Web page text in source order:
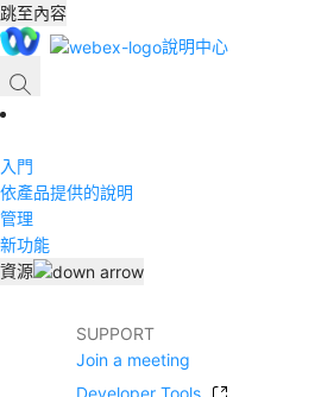
跳至內容
說明中心
入門
依產品提供的說明
管理
新功能
資源
SUPPORT
Join a meeting